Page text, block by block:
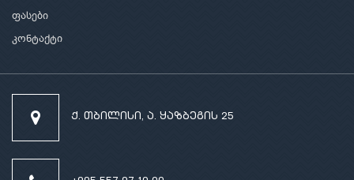
ფასები
კონტაქტი
ქ. თბილისი, ა. ყაზბეგის 25